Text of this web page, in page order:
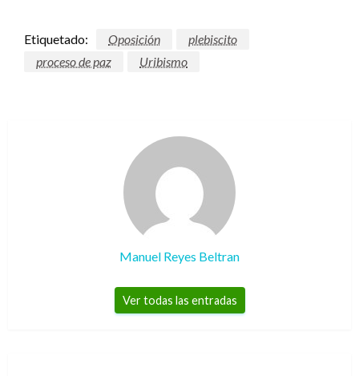
Etiquetado: Oposición
plebiscito
proceso de paz
Uribismo
Manuel Reyes Beltran
Ver todas las entradas